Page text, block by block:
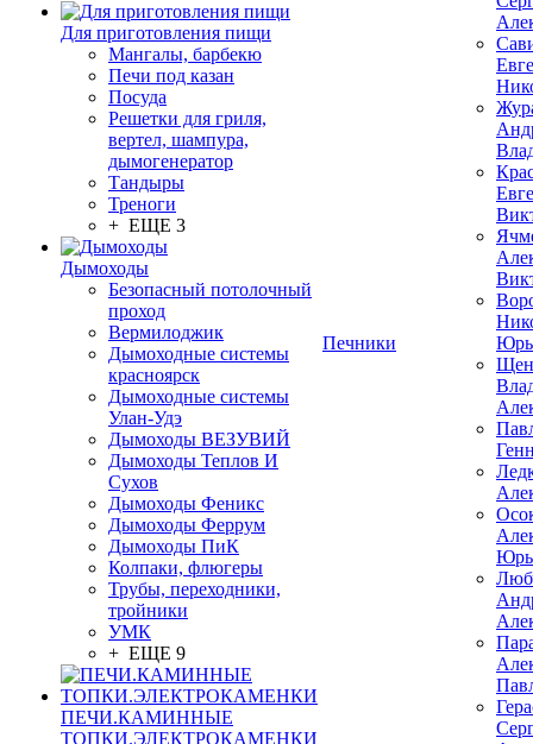
Для приготовления пищи
Мангалы, барбекю
Печи под казан
Посуда
Решетки для гриля,
вертел, шампура,
дымогенератор
Тандыры
Треноги
+ ЕЩЕ 3
Дымоходы
Безопасный потолочный
проход
Вермилоджик
Дымоходные системы
красноярск
Дымоходные системы
Улан-Удэ
Дымоходы ВЕЗУВИЙ
Дымоходы Теплов И
Сухов
Дымоходы Феникс
Дымоходы Феррум
Дымоходы ПиК
Колпаки, флюгеры
Трубы, переходники,
тройники
УМК
+ ЕЩЕ 9
ПЕЧИ.КАМИННЫЕ
ТОПКИ.ЭЛЕКТРОКАМЕНКИ
Печники